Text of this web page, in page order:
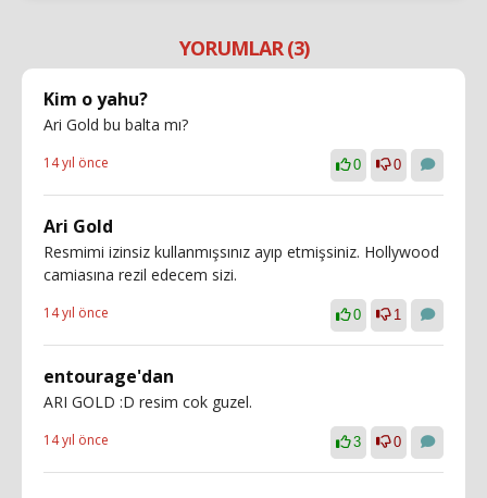
YORUMLAR (3)
Kim o yahu?
Ari Gold bu balta mı?
14 yıl önce 0 0
Ari Gold
Resmimi izinsiz kullanmışsınız ayıp etmişsiniz. Hollywood
camiasına rezil edecem sizi.
14 yıl önce 0 1
entourage'dan
ARI GOLD :D resim cok guzel.
14 yıl önce 3 0